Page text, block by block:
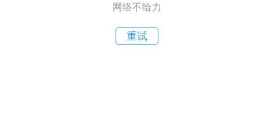
网络不给力
重试